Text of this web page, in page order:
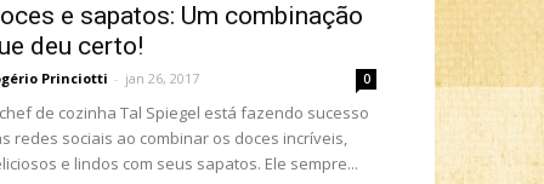
e sapatos: Um combinação
deu certo!
Princiotti - jan 26, 2017 0
de cozinha Tal Spiegel está fazendo sucesso
redes sociais ao combinar os doces incríveis,
e lindos com seus sapatos. Ele sempre...